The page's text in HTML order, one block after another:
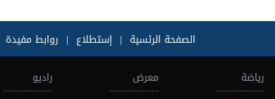
الصفحة الرئسية | إستطلاع | روابط مفيدة
رياضة معرض راديو